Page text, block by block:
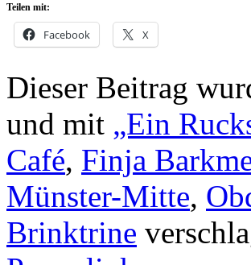
Teilen mit:
Facebook X
Dieser Beitrag
und mit „Ein
Café, Finja
Münster-Mitte,
Brinktrine